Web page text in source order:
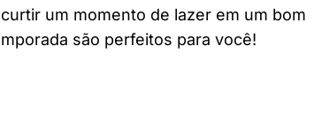
um momento de lazer em um bom
são perfeitos para você!